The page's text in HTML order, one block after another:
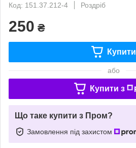
Код: 151.37.212-4
Роздріб
250 ₴
Купити
або
Купити з
Що таке купити з Пром?
Замовлення під захистом